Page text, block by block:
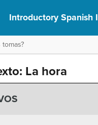
Introductory Spanish I
La hora